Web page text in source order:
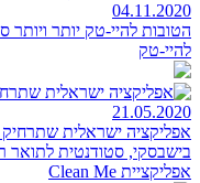
04.11.2020
הטובות להיי-טק יותר ויותר
להיי-טק
21.05.2020
אפליקציה ישראלית
בישבסקי, סטודנטית לתואר
אפליקציית Clean Me